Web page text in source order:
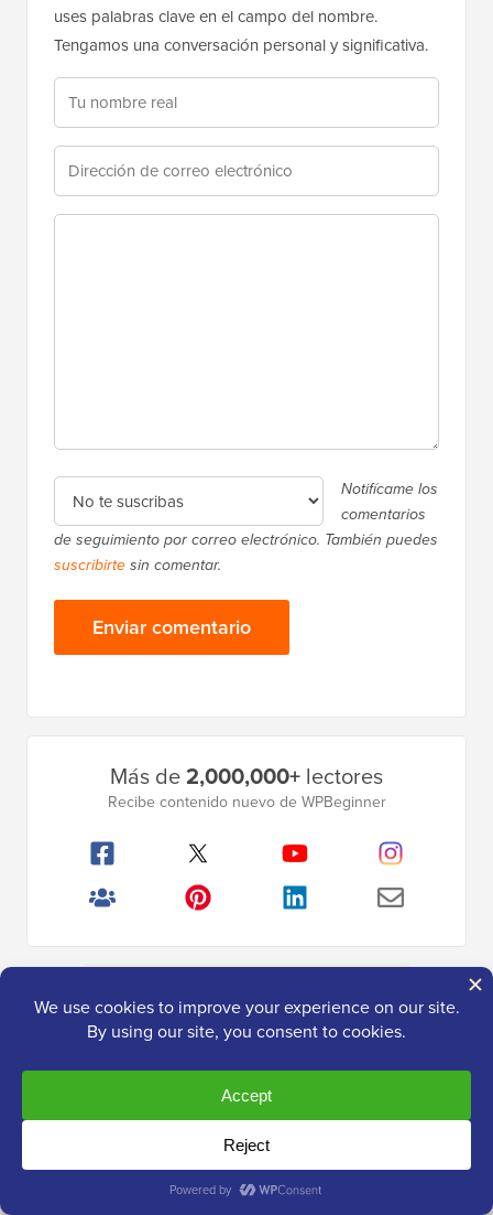
uses palabras clave en el campo del nombre.
Tengamos una conversación personal y significativa.
Notifícame los
comentarios
de seguimiento por correo electrónico. También puedes
suscribirtesin comentar.
Más de2,000,000+ lectores
Recibe contenido nuevo de WPBeginner